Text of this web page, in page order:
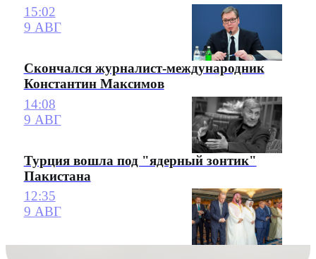
15:02
9 АВГ
Скончался журналист-международник
Константин Максимов
14:08
9 АВГ
Турция вошла под "ядерный зонтик"
Пакистана
12:35
9 АВГ